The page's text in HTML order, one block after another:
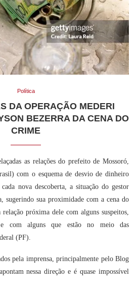
Política
DA OPERAÇÃO MEDERI
BEZERRA DA CENA DO
CRIME
as relações do prefeito de Mossoró,
com o esquema de desvio de dinheiro
nova descoberta, a situação do gestor
sugerindo sua proximidade com a cena do
próxima dele com alguns suspeitos,
com alguns que estão no meio das
(PF).
pela imprensa, principalmente pelo Blog
nessa direção e é quase impossível